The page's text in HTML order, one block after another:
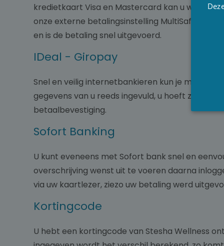
kredietkaart Visa en Mastercard kan u
onze externe betalingsinstelling MultiSafepay
en is de betaling snel uitgevoerd.
IDeal - Giropay
Snel en veilig internetbankieren kun je met
gegevens van u reeds ingevuld, u hoeft zicht
betaalbevestiging.
Sofort Banking
U kunt eveneens met Sofort bank snel en
overschrijving wenst uit te voeren daarna
via uw kaartlezer, ziezo uw betaling werd
Kortingcode
U hebt een kortingcode van Stesha Wellness